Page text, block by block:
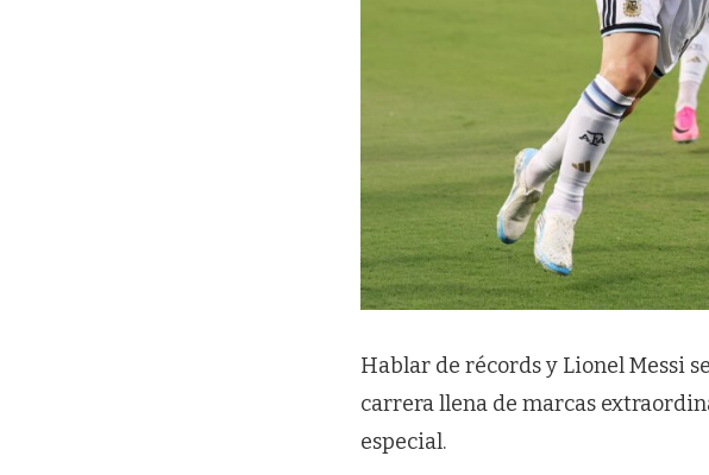
Hablar de récords y Lionel Messi
carrera llena de marcas
especial.